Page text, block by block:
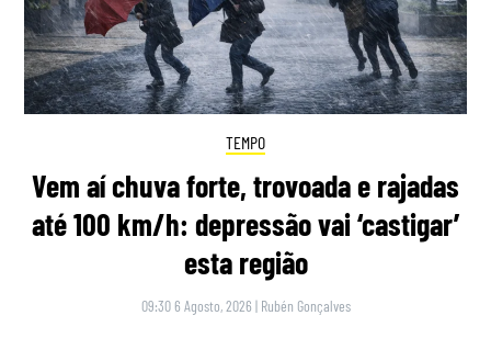
TEMPO
Vem aí chuva forte, trovoada e rajadas
até 100 km/h: depressão vai ‘castigar’
esta região
09:30 6 Agosto, 2026 | Rubén Gonçalves